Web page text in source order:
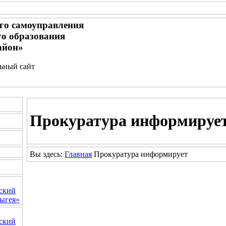
самоуправления
образования
сайт
Прокуратура
Вы здесь: Главная Прокуратура информирует